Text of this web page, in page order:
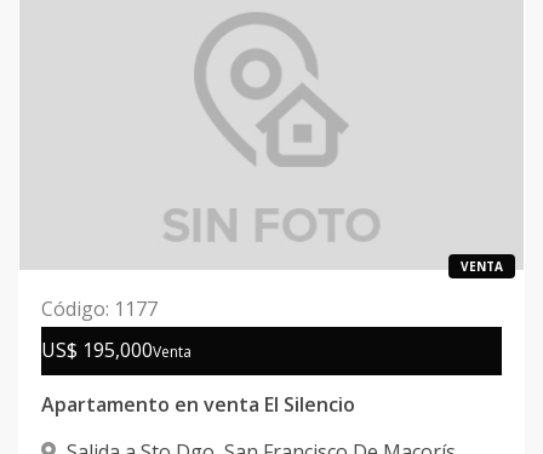
VENTA
Código: 1177
US$ 195,000Venta
Apartamento en venta El Silencio